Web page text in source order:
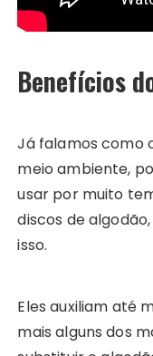
Benefícios
Já falamos como
meio ambiente,
usar por muito
discos de
isso.
Eles auxiliam até
mais alguns dos